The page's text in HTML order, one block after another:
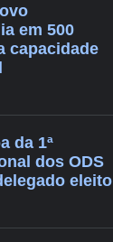
em 500
capacidade
da 1ª
dos ODS
eleito